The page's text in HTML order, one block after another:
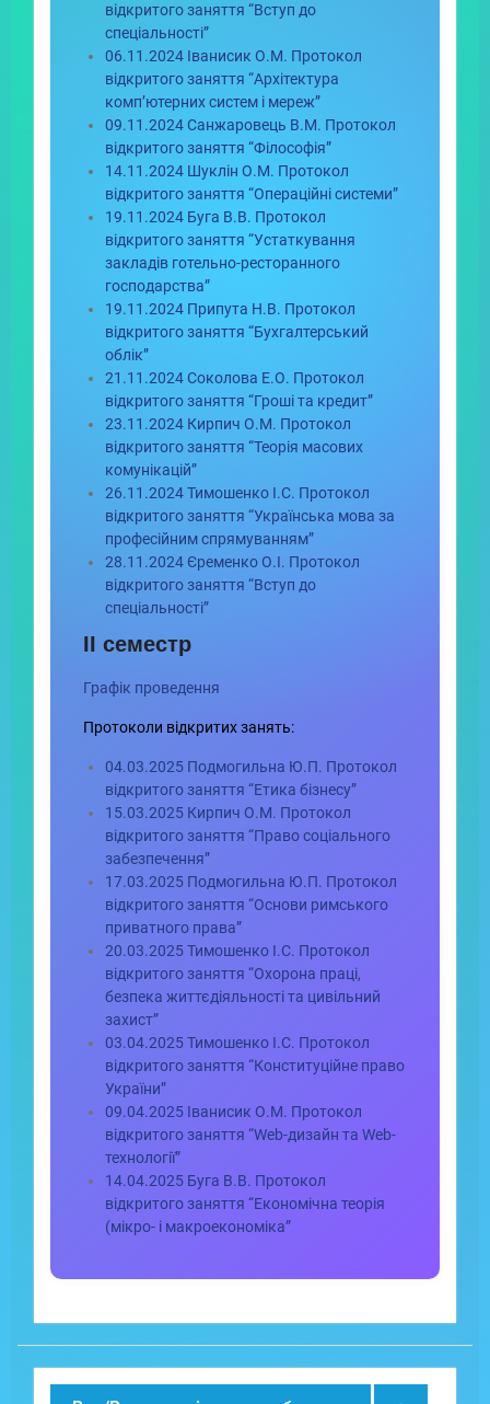
відкритого заняття “Вступ до
спеціальності”
06.11.2024 Іванисик О.М. Протокол
відкритого заняття “Архітектура
комп’ютерних систем і мереж”
09.11.2024 Санжаровець В.М. Протокол
відкритого заняття “Філософія”
14.11.2024 Шуклін О.М. Протокол
відкритого заняття “Операційні системи”
19.11.2024 Буга В.В. Протокол
відкритого заняття “Устаткування
закладів готельно-ресторанного
господарства”
19.11.2024 Припута Н.В. Протокол
відкритого заняття “Бухгалтерський
облік”
21.11.2024 Соколова Е.О. Протокол
відкритого заняття “Гроші та кредит”
23.11.2024 Кирпич О.М. Протокол
відкритого заняття “Теорія масових
комунікацій”
26.11.2024 Тимошенко І.С. Протокол
відкритого заняття “Українська мова за
професійним спрямуванням”
28.11.2024 Єременко О.І. Протокол
відкритого заняття “Вступ до
спеціальності”
ІІ семестр
Графік проведення
Протоколи відкритих занять:
04.03.2025 Подмогильна Ю.П. Протокол
відкритого заняття “Етика бізнесу”
15.03.2025 Кирпич О.М. Протокол
відкритого заняття “Право соціального
забезпечення”
17.03.2025 Подмогильна Ю.П. Протокол
відкритого заняття “Основи римського
приватного права”
20.03.2025 Тимошенко І.С. Протокол
відкритого заняття “Охорона праці,
безпека життєдіяльності та цивільний
захист”
03.04.2025 Тимошенко І.С. Протокол
відкритого заняття “Конституційне право
України”
09.04.2025 Іванисик О.М. Протокол
відкритого заняття “Web-дизайн та Web-
технології”
14.04.2025 Буга В.В. Протокол
відкритого заняття “Економічна теорія
(мікро- і макроекономіка”